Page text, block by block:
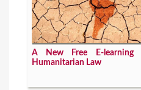
A New Free E-learning
Humanitarian Law